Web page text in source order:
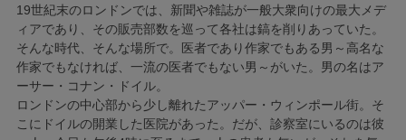
19世紀末のロンドンでは、新聞や雑誌が一般大衆向けの最大メデ
ィアであり、その販売部数を巡って各社は鎬を削りあっていた。
そんな時代、そんな場所で。医者であり作家でもある男～高名な
作家でもなければ、一流の医者でもない男～がいた。男の名はア
ーサー・コナン・ドイル。
ロンドンの中心部から少し離れたアッパー・ウィンポール街。そ
こにドイルの開業した医院があった。だが、診察室にいるのは彼